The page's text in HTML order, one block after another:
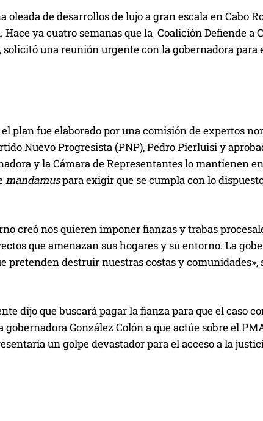
oleada de desarrollos de lujo a gran escala en Cabo
Hace ya cuatro semanas que la Coalición Defiende a
una reunión urgente con la gobernadora para
plan fue elaborado por una comisión de expertos
Nuevo Progresista (PNP), Pedro Pierluisi y
y la Cámara de Representantes lo mantienen
mandamuspara exigir que se cumpla con lo
creó nos quieren imponer fianzas y trabas
que amenazan sus hogares y su entorno. La
pretenden destruir nuestras costas y comunidades»,
dijo que buscará pagar la fianza para que el caso
González Colón a que actúe sobre el
un golpe devastador para el acceso a la